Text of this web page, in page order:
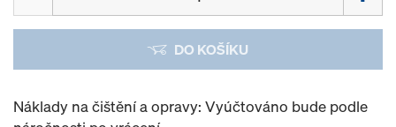
DO KOŠÍKU
Náklady na čištění a opravy: Vyúčtováno bude podle